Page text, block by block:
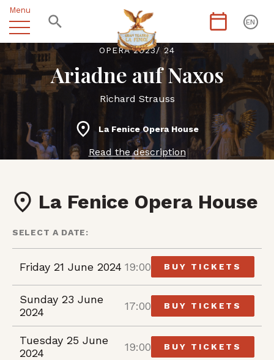
Menu
EN
OPERA 2023/ 24
Ariadne auf Naxos
Richard Strauss
La Fenice Opera House
Read the description
La Fenice Opera House
SELECT A DATE:
Friday 21 June 2024 19:00 BUY TICKETS
Sunday 23 June
2024
17:00 BUY TICKETS
Tuesday 25 June
2024
19:00 BUY TICKETS